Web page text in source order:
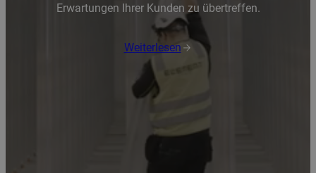
Erwartungen Ihrer Kunden zu übertreffen.
Weiterlesen